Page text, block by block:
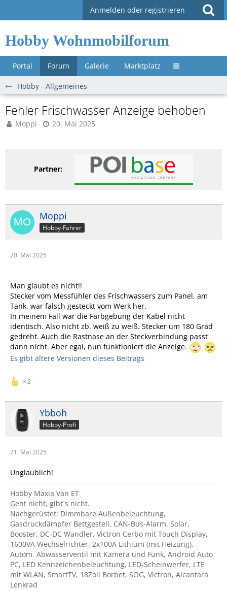
Anmelden oder registrieren
Hobby Wohnmobilforum
Portal Forum Galerie Marktplatz Untermenü »
Hobby - Allgemeines
Fehler Frischwasser Anzeige behoben
Moppi 20. Mai 2025
Partner:
Moppi
Hobby-Fahrer
20. Mai 2025
Man glaubt es nicht!!
Stecker vom Messfühler des Frischwassers zum Panel, am
Tank, war falsch gesteckt vom Werk her.
In meinem Fall war die Farbgebung der Kabel nicht
identisch. Also nicht zb. weiß zu weiß. Stecker um 180 Grad
gedreht. Auch die Rastnase an der Steckverbindung passt
dann nicht. Aber egal, nun funktioniert die Anzeige.
Es gibt ältere Versionen dieses Beitrags
2
Ybboh
Hobby-Profi
21. Mai 2025
Unglaublich!
Hobby Maxia Van ET
Geht nicht, gibt´s nicht.
Nachgerüstet: Dimmbare Außenbeleuchtung,
Gasdruckdämpfer Bettgestell, CAN-Bus-Alarm, Solar,
Booster, DC-DC Wandler, Victron Cerbo mit Touch Display,
1600VA Wechselrichter, 2x100A Lithium (mit Heizung),
Autom. Abwasserventil mit Kamera und Funk, Android Auto
PC, LED Kennzeichenbeleuchtung, LED-Scheinwerfer, LTE
mit WLAN, SmartTV, 18Zoll Borbet, SOG, Victron, Alcantara
Lenkrad